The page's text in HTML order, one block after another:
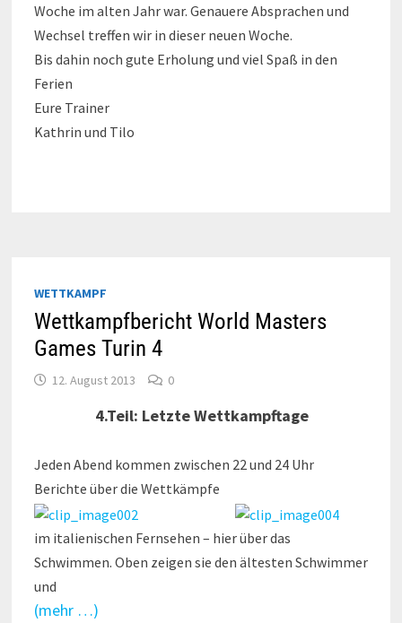
Woche im alten Jahr war. Genauere Absprachen und
Wechsel treffen wir in dieser neuen Woche.
Bis dahin noch gute Erholung und viel Spaß in den
Ferien
Eure Trainer
Kathrin und Tilo
WETTKAMPF
Wettkampfbericht World Masters
Games Turin 4
12. August 2013 0
4.Teil: Letzte Wettkampftage
Jeden Abend kommen zwischen 22 und 24 Uhr
Berichte über die Wettkämpfe
im italienischen Fernsehen – hier über das
Schwimmen. Oben zeigen sie den ältesten Schwimmer
und
(mehr …)